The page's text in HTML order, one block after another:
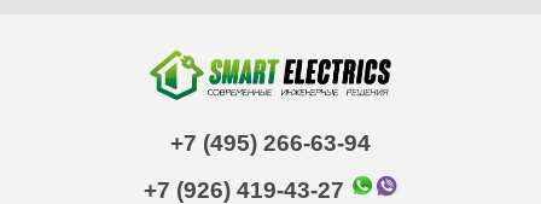
+7 (495) 266-63-94
+7 (926) 419-43-27